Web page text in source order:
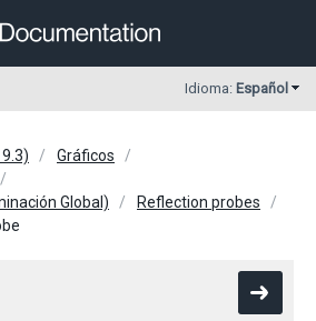
Idioma: Español
Gráficos
Global)
Reflection probes